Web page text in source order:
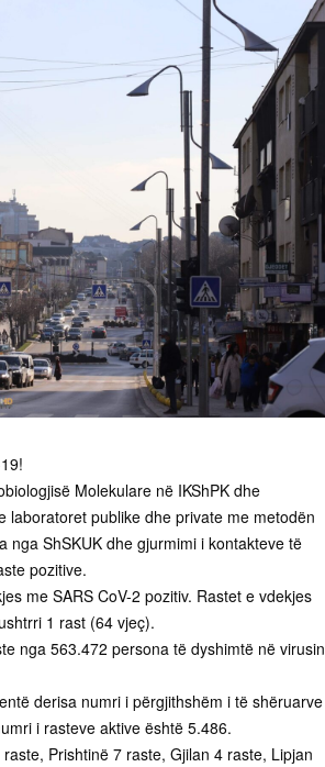
Molekulare në IKShPK dhe
laboratoret publike dhe private me metodën
nga ShSKUK dhe gjurmimi i kontakteve të
pozitive.
me SARS CoV-2 pozitiv. Rastet e vdekjes
1 rast (64 vjeç).
nga 563.472 persona të dyshimtë në virusin
derisa numri i përgjithshëm i të shëruarve
i rasteve aktive është 5.486.
Prishtinë 7 raste, Gjilan 4 raste, Lipjan